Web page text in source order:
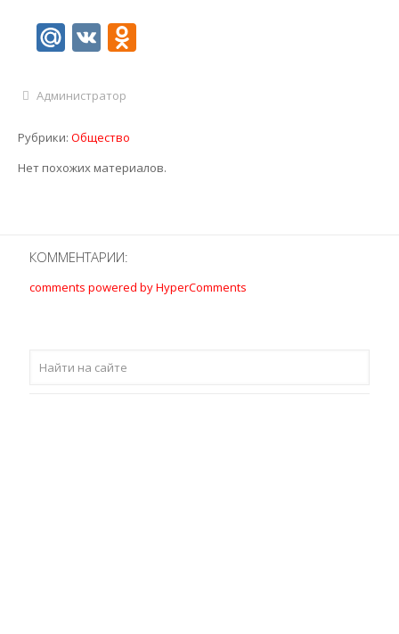
Mail.Ru
VKOdnoklassniki
Администратор
Рубрики: Общество
Нет похожих материалов.
КОММЕНТАРИИ:
comments powered by HyperComments